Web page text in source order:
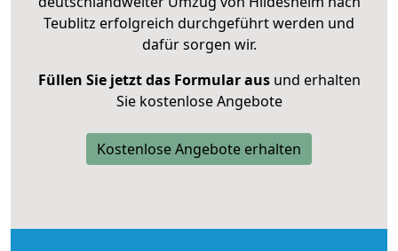
Teublitz erfolgreich durchgeführt werden und
dafür sorgen wir.
Füllen Sie jetzt das Formular ausund erhalten
Sie kostenlose Angebote
Kostenlose Angebote erhalten